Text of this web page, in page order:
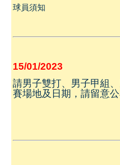
球員須知
15/01/2023
請男子雙打、男子甲組
賽場地及日期，請留意公